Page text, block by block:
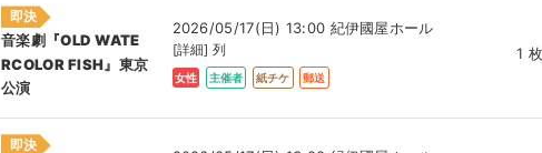
即決
音楽劇『OLD WATE
RCOLOR FISH』東京
公演
2026/05/17(日) 13:00 紀伊國屋ホール
[詳細] 列
女性 主催者 紙チケ 郵送
1 枚
即決